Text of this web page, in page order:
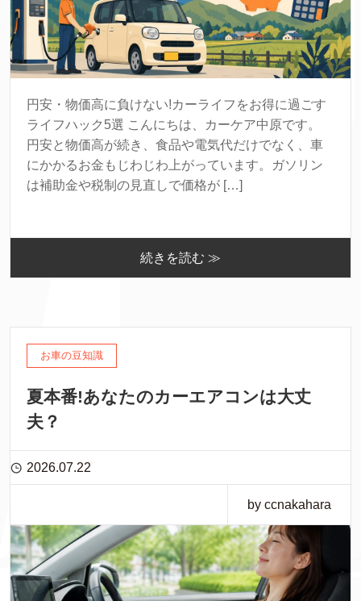
円安・物価高に負けない!カーライフをお得に過ごす
ライフハック5選 こんにちは、カーケア中原です。
円安と物価高が続き、食品や電気代だけでなく、車
にかかるお金もじわじわ上がっています。ガソリン
は補助金や税制の見直しで価格が […]
続きを読む ≫
お車の豆知識
夏本番!あなたのカーエアコンは大丈
夫？
2026.07.22
by ccnakahara